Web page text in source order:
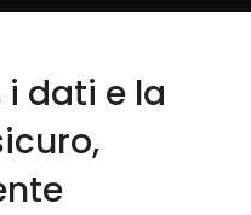
dati e la